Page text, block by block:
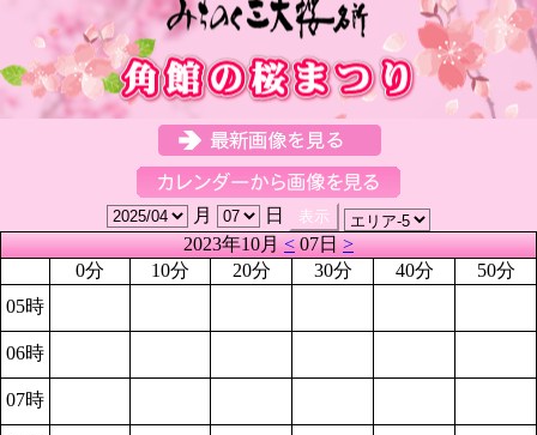
月
日
2023年10月<07日>
0分
10分 20分 30分 40分
50分
05時
06時
07時